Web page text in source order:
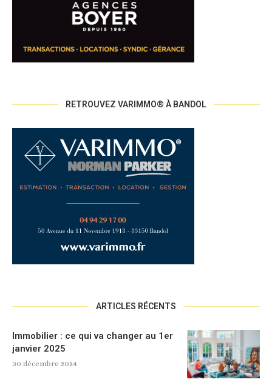
RETROUVEZ VARIMMO® À BANDOL
ARTICLES RÉCENTS
Immobilier : ce qui va changer au 1er
janvier 2025
30 décembre 2024